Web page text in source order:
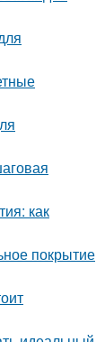
как
покрытие